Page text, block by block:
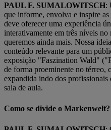
PAUL F. SUMALOWITSCH:
que informe, envolva e inspire
deve oferecer uma experiência
interativamente em três níveis
queremos ainda mais. Nossa
conteúdo relevante para um
exposição "Faszination Wald"
de forma proeminente no térreo,
expandida indo dos profissionais
sala de aula.
Como se divide o Markenwelt?